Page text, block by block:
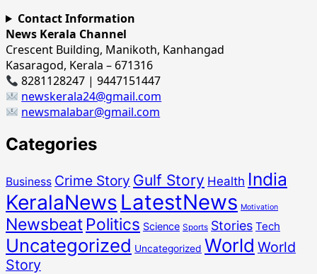
Contact Information
News Kerala Channel
Crescent Building, Manikoth, Kanhangad
Kasaragod, Kerala – 671316
8281128247 | 9447151447
newskerala24@gmail.com
newsmalabar@gmail.com
Categories
Business Crime Story Gulf Story Health India
KeralaNews LatestNews Motivation
Newsbeat Politics Science Sports Stories Tech
Uncategorized Uncategorized World World
Story